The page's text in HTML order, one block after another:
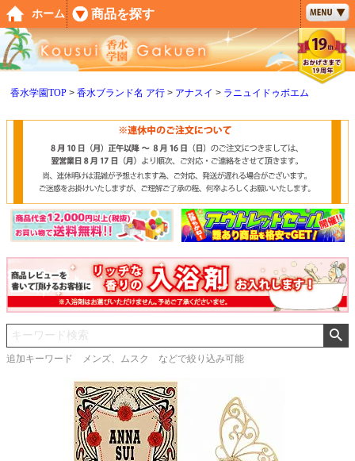
香水学園TOP 香水ブランド名 ア行 アナスイ ラニュイドゥボエム
追加キーワード メンズ、ムスク などで絞り込み可能
ペー
ジト
ップ
へ
ホーム 商品を探す